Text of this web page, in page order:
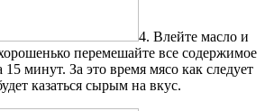
4. Влейте масло и
перемешайте все содержимое
15 минут. За это время мясо как следует
казаться сырым на вкус.